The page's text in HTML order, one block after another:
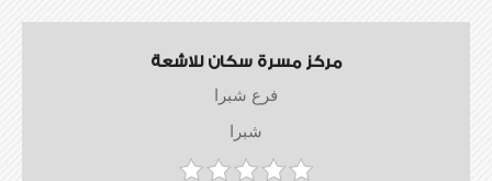
مركز مسرة سكان للاشعة
فرع شبرا
شبرا